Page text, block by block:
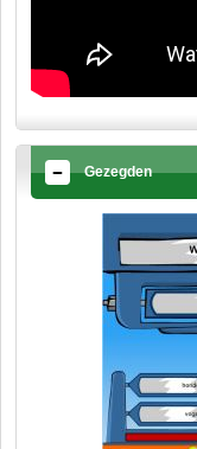
Gezegden